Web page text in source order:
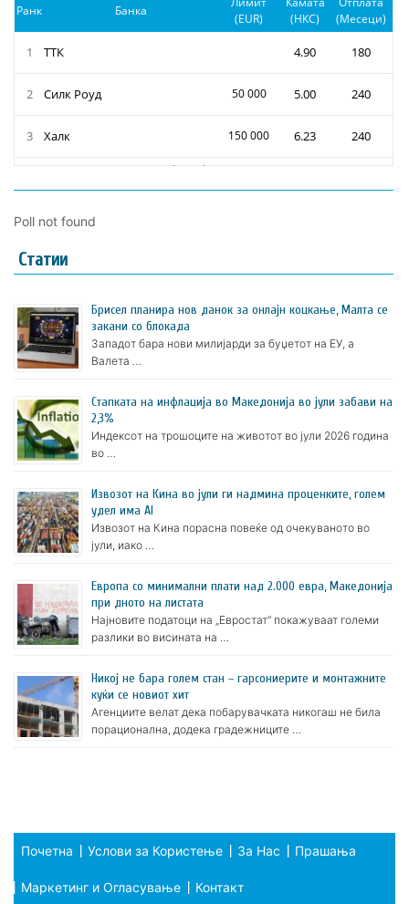
Poll not found
Статии
Брисел планира нов данок за онлајн коцкање, Малта се
закани со блокада
Западот бара нови милијарди за буџетот на ЕУ, а
Валета …
Стапката на инфлација во Македонија во јули забави на
2,3%
Индексот на трошоците на животот во јули 2026 година
во …
Извозот на Кина во јули ги надмина проценките, голем
удел има AI
Извозот на Кина порасна повеќе од очекуваното во
јули, иако …
Европа со минимални плати над 2.000 евра, Македонија
при дното на листата
Најновите податоци на „Евростат“ покажуваат големи
разлики во висината на …
Никој не бара голем стан – гарсониерите и монтажните
куќи се новиот хит
Агенциите велат дека побарувачката никогаш не била
порационална, додека градежниците …
Почетна Услови за Користење За Нас Прашања
Маркетинг и Огласување Контакт